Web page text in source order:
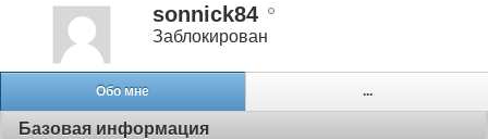
sonnick84
Заблокирован
Обо мне ...
Базовая информация